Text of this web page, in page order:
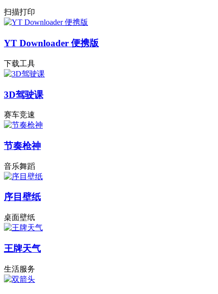
扫描打印
YT Downloader 便携版
下载工具
3D驾驶课
赛车竞速
节奏枪神
音乐舞蹈
序目壁纸
桌面壁纸
王牌天气
生活服务